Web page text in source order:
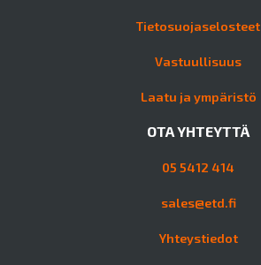
Tietosuojaselosteet
Vastuullisuus
Laatu ja ympäristö
OTA YHTEYTTÄ
05 5412 414
sales@etd.fi
Yhteystiedot